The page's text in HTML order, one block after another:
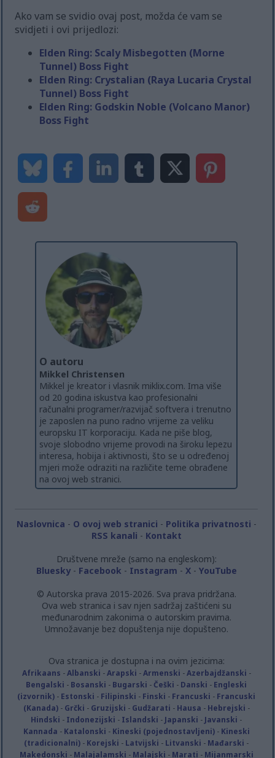
Ako vam se svidio ovaj post, možda će vam se
svidjeti i ovi prijedlozi:
Elden Ring: Scaly Misbegotten (Morne
Tunnel) Boss Fight
Elden Ring: Crystalian (Raya Lucaria Crystal
Tunnel) Boss Fight
Elden Ring: Godskin Noble (Volcano Manor)
Boss Fight
O autoru
Mikkel Christensen
Mikkel je kreator i vlasnik miklix.com. Ima više
od 20 godina iskustva kao profesionalni
računalni programer/razvijač softvera i trenutno
je zaposlen na puno radno vrijeme za veliku
europsku IT korporaciju. Kada ne piše blog,
svoje slobodno vrijeme provodi na široku lepezu
interesa, hobija i aktivnosti, što se u određenoj
mjeri može odraziti na različite teme obrađene
na ovoj web stranici.
Naslovnica - O ovoj web stranici - Politika privatnosti -
RSS kanali - Kontakt
Društvene mreže (samo na engleskom):
Bluesky- Facebook - Instagram - X- YouTube
© Autorska prava 2015-2026. Sva prava pridržana.
Ova web stranica i sav njen sadržaj zaštićeni su
međunarodnim zakonima o autorskim pravima.
Umnožavanje bez dopuštenja nije dopušteno.
Ova stranica je dostupna i na ovim jezicima:
Afrikaans -Albanski -Arapski -Armenski -Azerbajdžanski -
Bengalski - Bosanski - Bugarski - Češki - Danski - Engleski
(izvornik) - Estonski - Filipinski - Finski - Francuski - Francuski
(Kanada)- Grčki - Gruzijski - Gudžarati - Hausa - Hebrejski -
Hindski - Indonezijski - Islandski - Japanski - Javanski -
Kannada - Katalonski - Kineski (pojednostavljeni)- Kineski
(tradicionalni) - Korejski - Latvijski - Litvanski - Mađarski -
Makedonski - Malajalamski - Malajski - Marati - Mijanmarski